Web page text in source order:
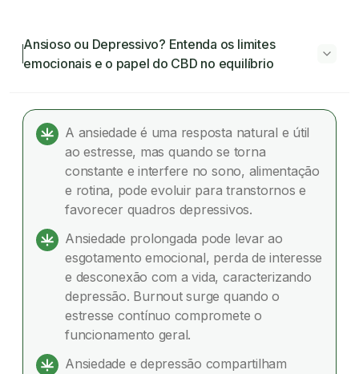
Ansioso ou Depressivo? Entenda os limites
emocionais e o papel do CBD no equilíbrio
Ansioso ou Depressivo? Entenda os limites
emocionais e o papel do CBD no equilíbrio
Da Ansiedade normal à patológica
Quando a Ansiedade se Transforma em
Depressão
Sintomas: Pontos de Convergência e Diferença
Autoconhecimento e Equilíbrio Emocional
O Papel do CBD no Equilíbrio Emocional
Uma Abordagem Integrada
A ansiedade é uma resposta natural e útil
ao estresse, mas quando se torna
constante e interfere no sono, alimentação
e rotina, pode evoluir para transtornos e
favorecer quadros depressivos.
Ansiedade prolongada pode levar ao
esgotamento emocional, perda de interesse
e desconexão com a vida, caracterizando
depressão. Burnout surge quando o
estresse contínuo compromete o
funcionamento geral.
Ansiedade e depressão compartilham